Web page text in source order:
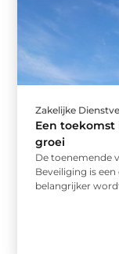
Zakelijke
Een
groei
De toenemende
Beveiliging is
belangrijker